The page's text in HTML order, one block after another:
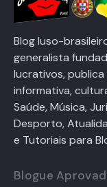
Blog luso-
generalista
lucrativos,
informativa,
Saúde, Música,
Desporto,
e Tutoriais para
Blogue